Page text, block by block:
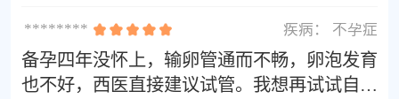
******** 疾病： 不孕症
备孕四年没怀上，输卵管通而不畅，卵泡发育
也不好，西医直接建议试管。我想再试试自然